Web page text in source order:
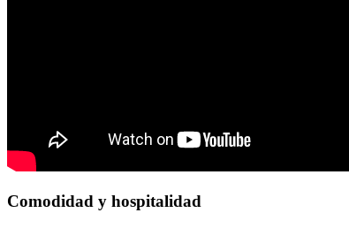
Comodidad y hospitalidad